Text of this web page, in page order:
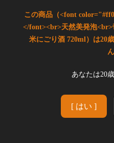
この商品（<font
</font><br>天然美発泡
米にごり酒 720ml）は20
ん
あなたは20
[ はい ]